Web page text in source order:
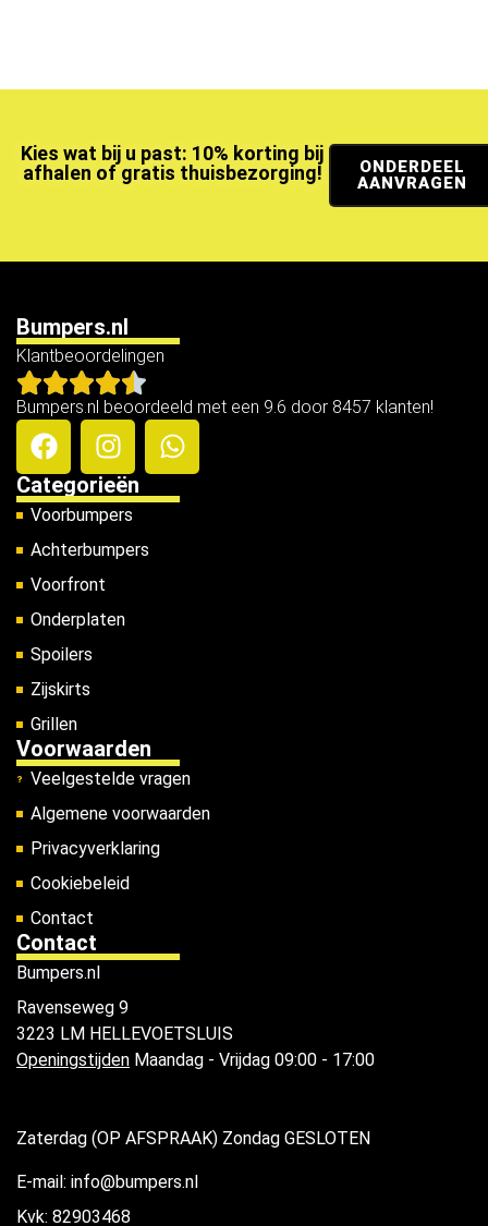
Kies wat bij u past: 10% korting bij
afhalen of gratis thuisbezorging!
ONDERDEEL
AANVRAGEN
Bumpers.nl
Klantbeoordelingen
Bumpers.nl beoordeeld met een 9.6 door 8457 klanten!
Categorieën
Voorbumpers
Achterbumpers
Voorfront
Onderplaten
Spoilers
Zijskirts
Grillen
Voorwaarden
Veelgestelde vragen
Algemene voorwaarden
Privacyverklaring
Cookiebeleid
Contact
Contact
Bumpers.nl
Ravenseweg 9
3223 LM HELLEVOETSLUIS
Openingstijden Maandag - Vrijdag 09:00 - 17:00
Zaterdag (OP AFSPRAAK) Zondag GESLOTEN
E-mail: info@bumpers.nl
Kvk: 82903468